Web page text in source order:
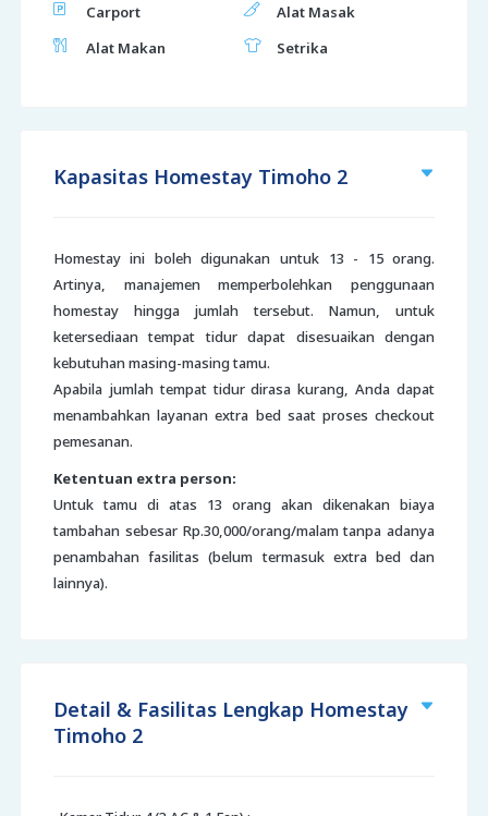
Carport
Alat Masak
Alat Makan
Setrika
Kapasitas Homestay Timoho 2
Homestay ini boleh digunakan untuk 13 - 15 orang.
Artinya, manajemen memperbolehkan penggunaan
homestay hingga jumlah tersebut. Namun, untuk
ketersediaan tempat tidur dapat disesuaikan dengan
kebutuhan masing-masing tamu.
Apabila jumlah tempat tidur dirasa kurang, Anda dapat
menambahkan layanan extra bed saat proses checkout
pemesanan.
Ketentuan extra person:
Untuk tamu di atas 13 orang akan dikenakan biaya
tambahan sebesar Rp.30,000/orang/malam tanpa adanya
penambahan fasilitas (belum termasuk extra bed dan
lainnya).
Detail & Fasilitas Lengkap Homestay
Timoho 2